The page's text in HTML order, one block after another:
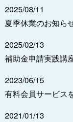
2025/08/11
夏季休業のお知ら
2025/02/13
補助金申請実践講
2023/06/15
有料会員サービス
2021/01/13